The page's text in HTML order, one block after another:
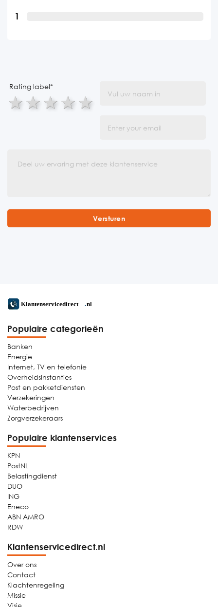
1
Rating label*
5 stars
4 stars
3 stars
2 stars
1 star
Populaire categorieën
Banken
Energie
Internet, TV en telefonie
Overheidsinstanties
Post en pakketdiensten
Verzekeringen
Waterbedrijven
Zorgverzekeraars
Populaire klantenservices
KPN
PostNL
Belastingdienst
DUO
ING
Eneco
ABN AMRO
RDW
Klantenservicedirect.nl
Over ons
Contact
Klachtenregeling
Missie
Visie